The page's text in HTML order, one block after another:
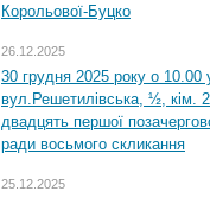
Корольової-Буцко
26.12.2025
30 грудня 2025 року о 10.00
вул.Решетилівська, ½, кім.
двадцять першої
ради восьмого скликання
25.12.2025